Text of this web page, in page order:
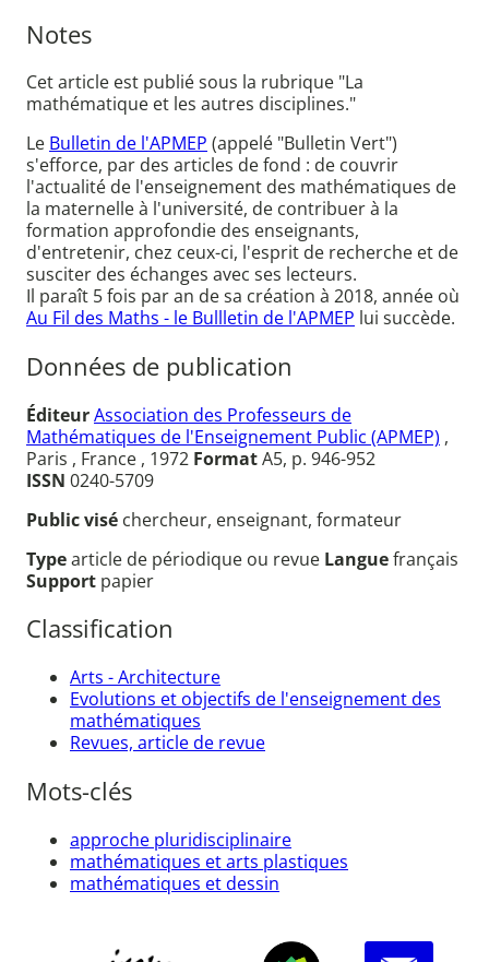
Notes
Cet article est publié sous la rubrique "La
mathématique et les autres disciplines."
Le Bulletin de l'APMEP (appelé "Bulletin Vert")
s'efforce, par des articles de fond : de couvrir
l'actualité de l'enseignement des mathématiques de
la maternelle à l'université, de contribuer à la
formation approfondie des enseignants,
d'entretenir, chez ceux-ci, l'esprit de recherche et de
susciter des échanges avec ses lecteurs.
Il paraît 5 fois par an de sa création à 2018, année où
Au Fil des Maths - le Bullletin de l'APMEP lui succède.
Données de publication
ÉditeurAssociation des Professeurs de
Mathématiques de l'Enseignement Public (APMEP) ,
Paris , France , 1972 FormatA5, p. 946-952
ISSN 0240-5709
Public visé chercheur, enseignant, formateur
Typearticle de périodique ou revue Languefrançais
Support papier
Classification
Arts - Architecture
Evolutions et objectifs de l'enseignement des
mathématiques
Revues, article de revue
Mots-clés
approche pluridisciplinaire
mathématiques et arts plastiques
mathématiques et dessin